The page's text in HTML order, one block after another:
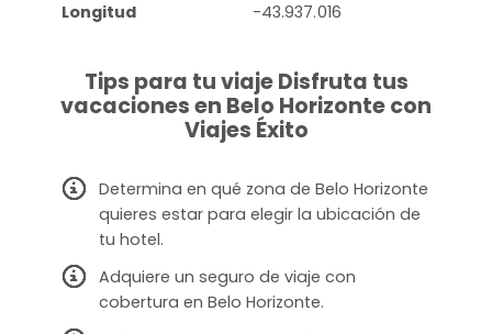
Longitud
-43.937.016
Tips para tu viaje Disfruta tus
vacaciones en Belo Horizonte con
Viajes Éxito
Determina en qué zona de Belo Horizonte
quieres estar para elegir la ubicación de
tu hotel.
Adquiere un seguro de viaje con
cobertura en Belo Horizonte.